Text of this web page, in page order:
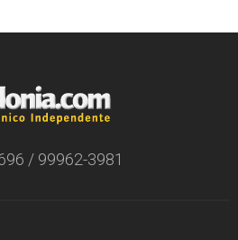
/ 99962-3981